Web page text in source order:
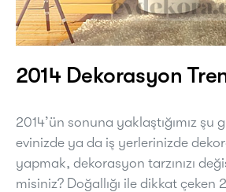
2014 Dekorasyon
2014’ün sonuna yaklaştığımız şu
evinizde ya da iş yerlerinizde
yapmak, dekorasyon tarzınızı
misiniz? Doğallığı ile dikkat çeken